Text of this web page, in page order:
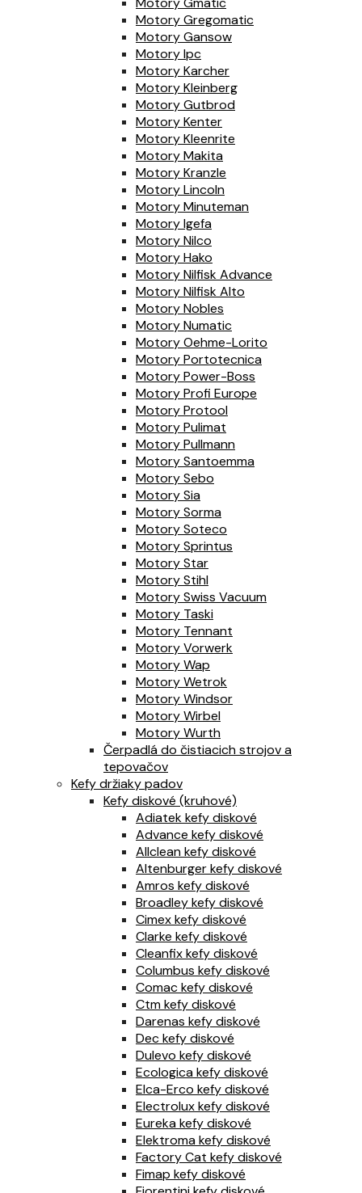
Motory Gregomatic
Motory Gansow
Motory Ipc
Motory Karcher
Motory Kleinberg
Motory Gutbrod
Motory Kenter
Motory Kleenrite
Motory Makita
Motory Kranzle
Motory Lincoln
Motory Minuteman
Motory Igefa
Motory Nilco
Motory Hako
Motory Nilfisk Advance
Motory Nilfisk Alto
Motory Nobles
Motory Numatic
Motory Oehme-Lorito
Motory Portotecnica
Motory Power-Boss
Motory Profi Europe
Motory Protool
Motory Pulimat
Motory Pullmann
Motory Santoemma
Motory Sebo
Motory Sia
Motory Sorma
Motory Soteco
Motory Sprintus
Motory Star
Motory Stihl
Motory Swiss Vacuum
Motory Taski
Motory Tennant
Motory Vorwerk
Motory Wap
Motory Wetrok
Motory Windsor
Motory Wirbel
Motory Wurth
Čerpadlá do čistiacich strojov a
tepovačov
Kefy držiaky padov
Kefy diskové (kruhové)
Adiatek kefy diskové
Advance kefy diskové
Allclean kefy diskové
Altenburger kefy diskové
Amros kefy diskové
Broadley kefy diskové
Cimex kefy diskové
Clarke kefy diskové
Cleanfix kefy diskové
Columbus kefy diskové
Comac kefy diskové
Ctm kefy diskové
Darenas kefy diskové
Dec kefy diskové
Dulevo kefy diskové
Ecologica kefy diskové
Elca-Erco kefy diskové
Electrolux kefy diskové
Eureka kefy diskové
Elektroma kefy diskové
Factory Cat kefy diskové
Fimap kefy diskové